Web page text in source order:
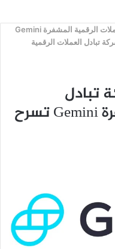
بصمت وهدوء تام...شركة تبادل العملات الرقمية المشفرة Gemini
تبادل العملات الرقمية
تبادل
العملات الرقمية المشفرة Gemini تسرح